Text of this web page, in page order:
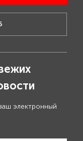
электронный